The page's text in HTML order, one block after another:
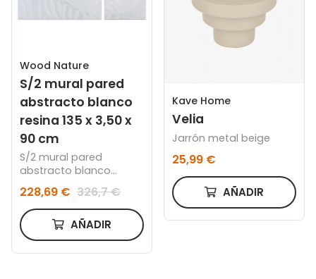
Wood Nature
S/2 mural pared
abstracto blanco
resina 135 x 3,50 x
90 cm
S/2 mural pared
abstracto blanco
resina 135 x 3,50 x 90
cm
228,69 € 326,7 €
AÑADIR
Kave Home
Velia
Jarrón metal beige
25,99 €
AÑADIR